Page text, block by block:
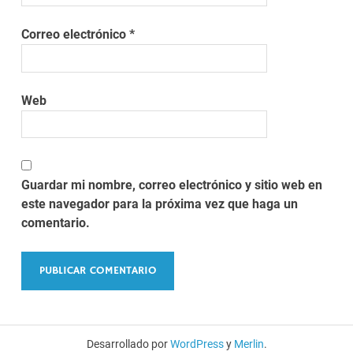
Correo electrónico*
Web
Guardar mi nombre, correo electrónico y sitio web en
este navegador para la próxima vez que haga un
comentario.
Desarrollado porWordPressy Merlin.